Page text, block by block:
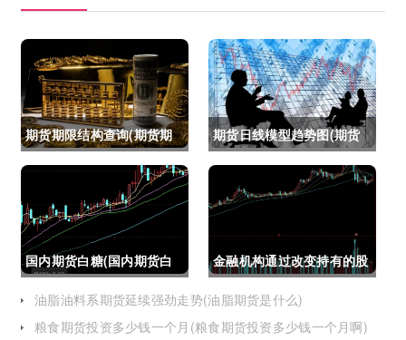
期货期限结构查询(期货期
限结构)
期货日线模型趋势图(期货
日线模型趋势图怎么看)
国内期货白糖(国内期货白
糖合约是怎么交割)
金融机构通过改变持有的股
指期货合约(股指期货合约
最长持有多久)
油脂油料系期货延续强劲走势(油脂期货是什么)
粮食期货投资多少钱一个月(粮食期货投资多少钱一个月啊)